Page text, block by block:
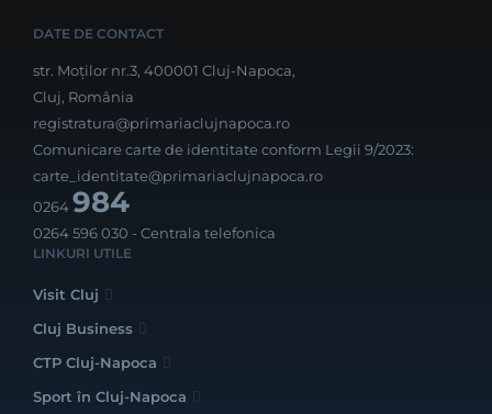
DATE DE CONTACT
str. Moților nr.3, 400001 Cluj-Napoca,
Cluj, România
registratura@primariaclujnapoca.ro
Comunicare carte de identitate conform Legii 9/2023:
carte_identitate@primariaclujnapoca.ro
0264984
0264 596 030 - Centrala telefonica
LINKURI UTILE
Visit Cluj
Cluj Business
CTP Cluj-Napoca
Sport în Cluj-Napoca